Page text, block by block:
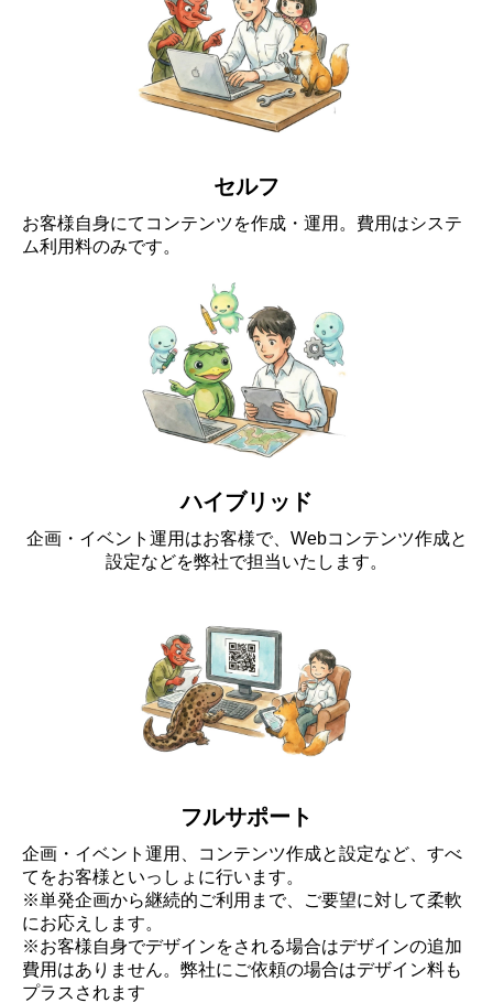
セルフ
お客様自身にてコンテンツを作成・運用。費用はシステ
ム利用料のみです。
ハイブリッド
企画・イベント運用はお客様で、Webコンテンツ作成と
設定などを弊社で担当いたします。
フルサポート
企画・イベント運用、コンテンツ作成と設定など、すべ
てをお客様といっしょに行います。
※単発企画から継続的ご利用まで、ご要望に対して柔軟
にお応えします。
※お客様自身でデザインをされる場合はデザインの追加
費用はありません。弊社にご依頼の場合はデザイン料も
プラスされます